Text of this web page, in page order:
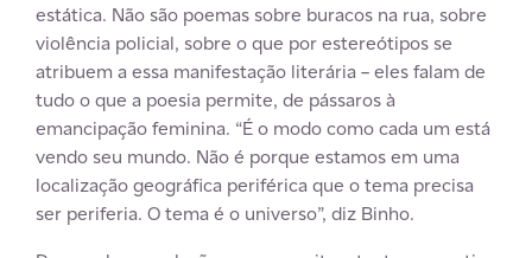
estática. Não são poemas sobre buracos na rua, sobre
violência policial, sobre o que por estereótipos se
atribuem a essa manifestação literária – eles falam de
tudo o que a poesia permite, de pássaros à
emancipação feminina. “É o modo como cada um está
vendo seu mundo. Não é porque estamos em uma
localização geográfica periférica que o tema precisa
ser periferia. O tema é o universo”, diz Binho.